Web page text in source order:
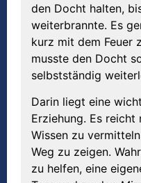
den Docht halten,
weiterbrannte. Es
kurz mit dem Feuer
musste den Docht
selbstständig
Darin liegt eine
Erziehung. Es reicht
Wissen zu
Weg zu zeigen.
zu helfen, eine